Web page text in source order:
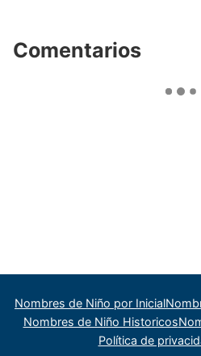
Comentarios
Nombres de Niño por Inicial
Nombres de Niño Historicos
Política de